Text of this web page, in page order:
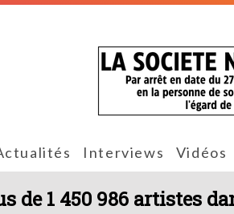
Interviews Vidéos
de 1 450 986 artistes